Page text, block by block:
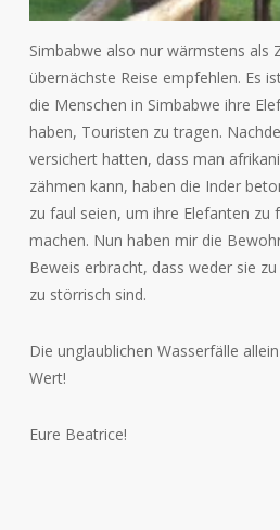
Simbabwe also nur wärmstens als
übernächste Reise empfehlen. Es
die Menschen in Simbabwe ihre
haben, Touristen zu tragen.
versichert hatten, dass man
zähmen kann, haben die Inder
zu faul seien, um ihre Elefanten zu
machen. Nun haben mir die
Beweis erbracht, dass weder sie
zu störrisch sind.
Die unglaublichen Wasserfälle
Wert!
Eure Beatrice!